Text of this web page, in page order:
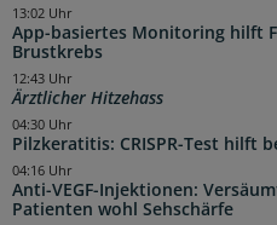
App-basiertes Monitoring hilft
Brustkrebs
13:02 Uhr
Ärztlicher Hitzehass
12:43 Uhr
Pilzkeratitis: CRISPR-Test hilft
04:30 Uhr
Anti-VEGF-Injektionen:
Patienten wohl Sehschärfe
04:16 Uhr